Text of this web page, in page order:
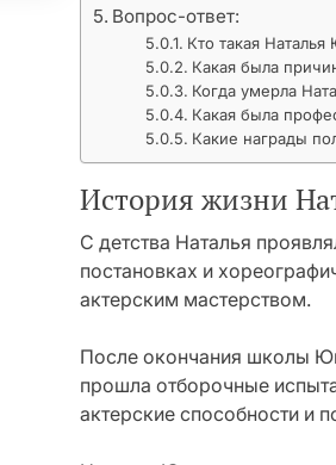
Вопрос-ответ:
Кто такая Наталья
Какая была
Когда умерла
Какая была
Какие награды
История жизни
С детства Наталья
постановках и
актерским мастерством.
После окончания школы
прошла отборочные
актерские способности и